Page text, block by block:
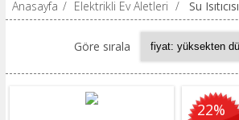
Anasayfa / Elektrikli Ev Aletleri / Su Isıtıcısı
Göre sırala
22%